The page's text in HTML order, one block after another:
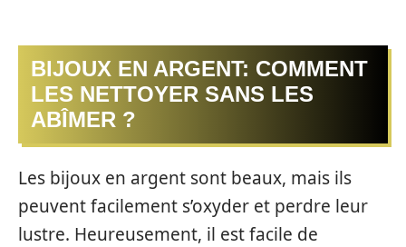
BIJOUX EN ARGENT: COMMENT
LES NETTOYER SANS LES
ABÎMER ?
Les bijoux en argent sont beaux, mais ils
peuvent facilement s’oxyder et perdre leur
lustre. Heureusement, il est facile de